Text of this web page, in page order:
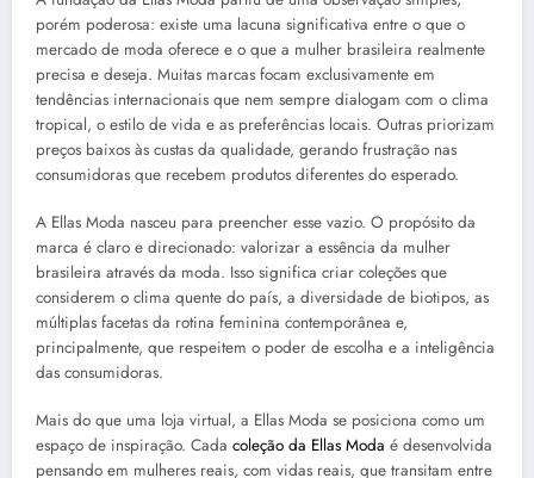
porém poderosa: existe uma lacuna significativa entre o que o
mercado de moda oferece e o que a mulher brasileira realmente
precisa e deseja. Muitas marcas focam exclusivamente em
tendências internacionais que nem sempre dialogam com o clima
tropical, o estilo de vida e as preferências locais. Outras priorizam
preços baixos às custas da qualidade, gerando frustração nas
consumidoras que recebem produtos diferentes do esperado.
A Ellas Moda nasceu para preencher esse vazio. O propósito da
marca é claro e direcionado: valorizar a essência da mulher
brasileira através da moda. Isso significa criar coleções que
considerem o clima quente do país, a diversidade de biotipos, as
múltiplas facetas da rotina feminina contemporânea e,
principalmente, que respeitem o poder de escolha e a inteligência
das consumidoras.
Mais do que uma loja virtual, a Ellas Moda se posiciona como um
espaço de inspiração. Cada coleção da Ellas Moda é desenvolvida
pensando em mulheres reais, com vidas reais, que transitam entre